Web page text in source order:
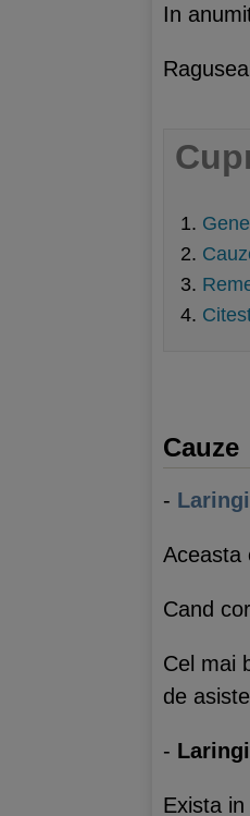
In
Cauze
-
Aceasta
Cand
Cel mai
de
-
Exista